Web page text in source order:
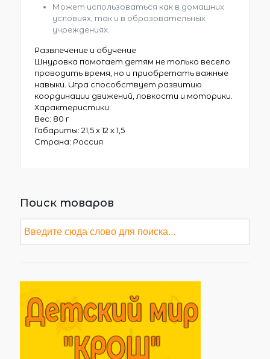
Может использоваться как в домашних
условиях, так и в образовательных
учреждениях.
Развлечение и обучение
Шнуровка помогает детям не только весело
проводить время, но и приобретать важные
навыки. Игра способствует развитию
координации движений, ловкости и моторики.
Характеристики:
Вес: 80 г
Габариты: 21,5 x 12 x 1,5
Страна: Россия
Поиск товаров